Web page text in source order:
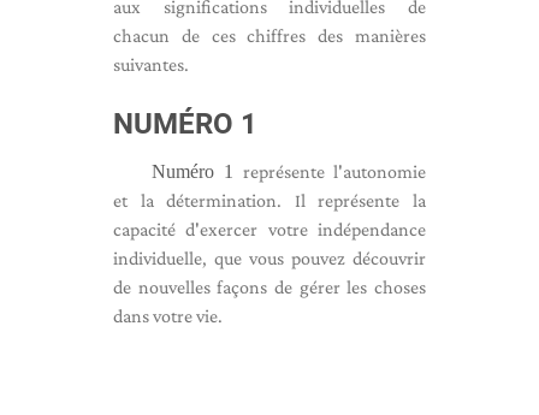
aux significations individuelles de
chacun de ces chiffres des manières
suivantes.
NUMÉRO 1
Numéro 1
représente l'autonomie
et la détermination. Il représente la
capacité d'exercer votre indépendance
individuelle, que vous pouvez découvrir
de nouvelles façons de gérer les choses
dans votre vie.